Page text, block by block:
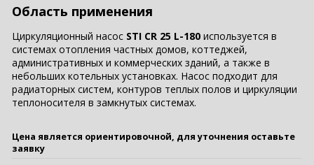
Область применения
Циркуляционный насос STI CR 25 L-180 используется в
системах отопления частных домов, коттеджей,
административных и коммерческих зданий, а также в
небольших котельных установках. Насос подходит для
радиаторных систем, контуров теплых полов и циркуляции
теплоносителя в замкнутых системах.
Цена является ориентировочной, для уточнения оставьте
заявку